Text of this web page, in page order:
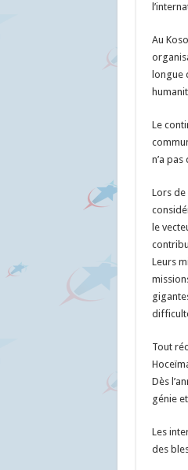
Au
longue
Le
n’a
Lors de
le
Leurs
Tout
Dès
génie
Les
des